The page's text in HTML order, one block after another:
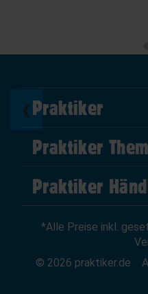
❮ Praktiker
Über Uns
Impressum
AGB
Widerrufsrecht
Praktiker
DIY Helden
Marktplatz
News
Praktiker
Zum Händler-Login
Affiliate
*Alle Preise inkl.
© 2026 praktiker.de